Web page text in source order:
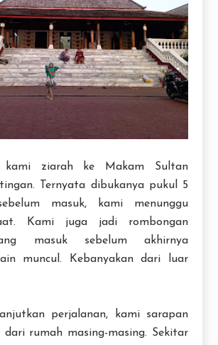
kami ziarah ke Makam Sultan
Ternyata dibukanya pukul 5
masuk, kami menunggu
Kami juga jadi rombongan
masuk sebelum akhirnya
muncul. Kebanyakan dari luar
perjalanan, kami sarapan
dari rumah masing-masing. Sekitar